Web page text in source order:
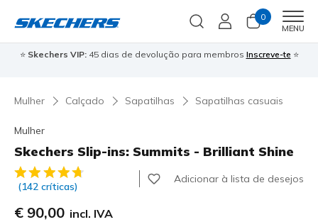
0
MENU
⭐ Skechers VIP:45 dias de devolução para membros Inscreve-te ⭐
Mulher Calçado Sapatilhas Sapatilhas casuais
Mulher
Skechers Slip-ins: Summits - Brilliant Shine
4$5 de 5 – Classificação do cliente
(142 críticas)
Adicionar à lista de desejos
€ 90,00 incl. IVA